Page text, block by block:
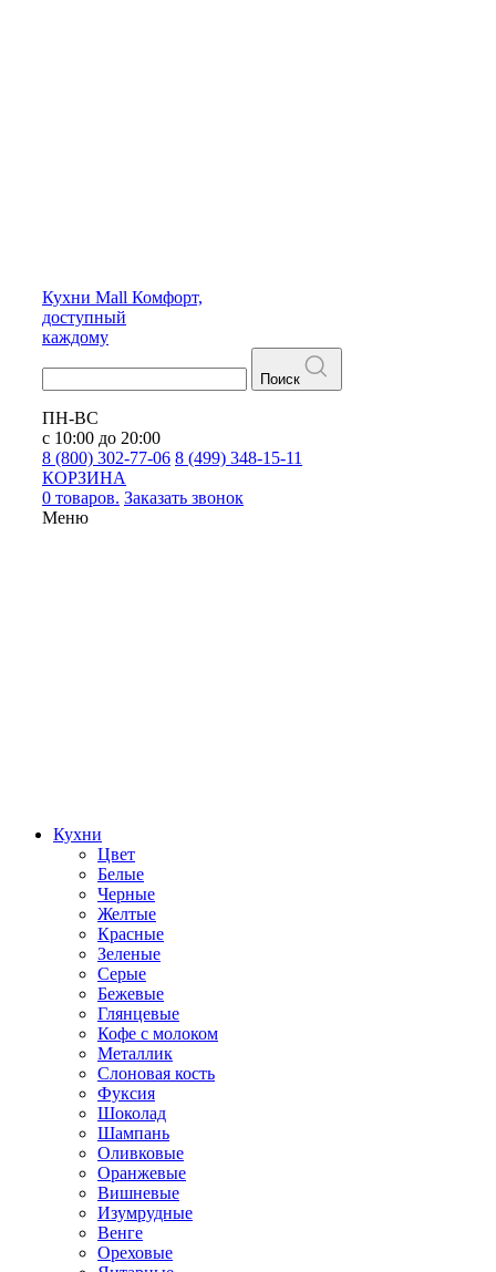
Кухни Mall Комфорт,
доступный
каждому
Поиск
ПН-ВС
с 10:00 до 20:00
8 (800) 302-77-06 8 (499) 348-15-11
КОРЗИНА
0 товаров. Заказать звонок
Меню
Кухни
Цвет
Белые
Черные
Желтые
Красные
Зеленые
Серые
Бежевые
Глянцевые
Кофе с молоком
Металлик
Слоновая кость
Фуксия
Шоколад
Шампань
Оливковые
Оранжевые
Вишневые
Изумрудные
Венге
Ореховые